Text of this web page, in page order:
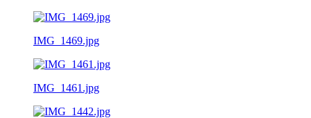
IMG_1469.jpg
IMG_1461.jpg